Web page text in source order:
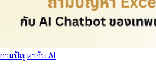
ถามปัญหากับ AI